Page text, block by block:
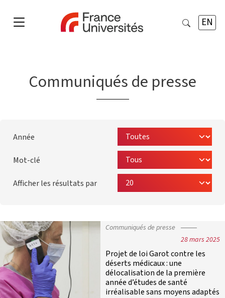
EN
Communiqués de presse
Année
Mot-clé
Afficher les résultats par
Communiqués de presse
28 mars 2025
Projet de loi Garot contre les
déserts médicaux : une
délocalisation de la première
année d’études de santé
irréalisable sans moyens adaptés